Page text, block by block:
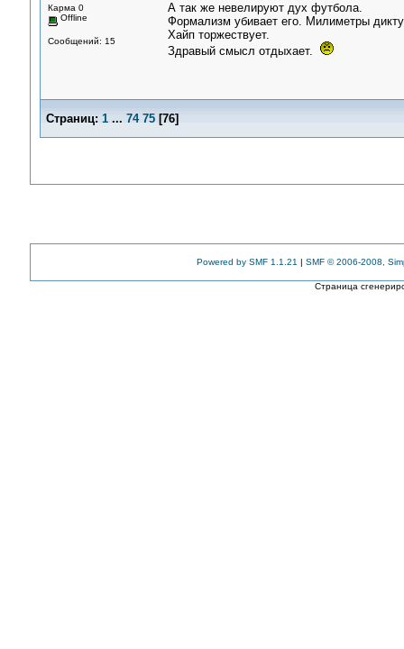
Карма 0
Offline
Сообщений: 15
А так же невелируют дух футбола.
Формализм убивает его. Милиметры
Хайп торжествует.
Здравый смысл отдыхает.
Страниц: 1 ... 74 75[76]
Powered by SMF 1.1.21 | SMF © 2006-2008,
Страница